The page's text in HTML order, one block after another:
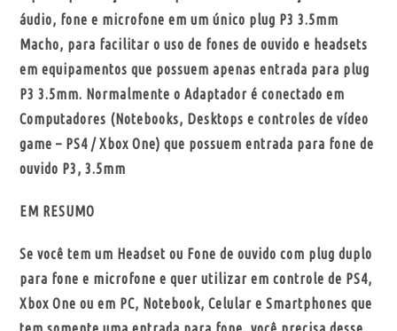
áudio, fone e microfone em um único plug P3 3.5mm
Macho, para facilitar o uso de fones de ouvido e headsets
em equipamentos que possuem apenas entrada para plug
P3 3.5mm. Normalmente o Adaptador é conectado em
Computadores (Notebooks, Desktops e controles de vídeo
game – PS4 / Xbox One) que possuem entrada para fone de
ouvido P3, 3.5mm
EM RESUMO
Se você tem um Headset ou Fone de ouvido com plug duplo
para fone e microfone e quer utilizar em controle de PS4,
Xbox One ou em PC, Notebook, Celular e Smartphones que